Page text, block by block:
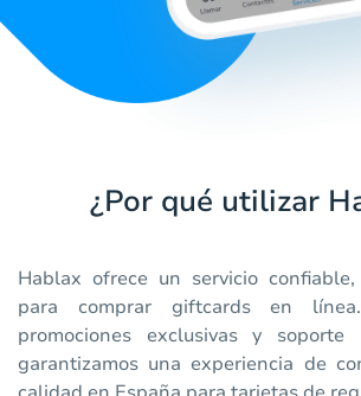
¿Por qué utilizar
Hablax ofrece un servicio
para comprar giftcards en
promociones exclusivas y
garantizamos una experiencia de